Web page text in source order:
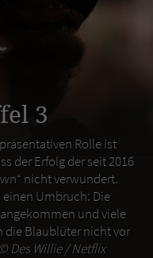
3
Rolle ist
der Erfolg der seit 2016
nicht verwundert.
Umbruch: Die
und viele
die Blaublüter nicht vor
Des Willie / Netflix